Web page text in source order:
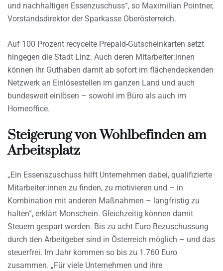
und nachhaltigen Essenzuschuss“, so Maximilian Pointner,
Vorstandsdirektor der Sparkasse Oberösterreich.
Auf 100 Prozent recycelte Prepaid-Gutscheinkarten setzt
hingegen die Stadt Linz. Auch deren Mitarbeiter:innen
können ihr Guthaben damit ab sofort im flächendeckenden
Netzwerk an Einlösestellen im ganzen Land und auch
bundesweit einlösen – sowohl im Büro als auch im
Homeoffice.
Steigerung von Wohlbefinden am
Arbeitsplatz
„Ein Essenszuschuss hilft Unternehmen dabei, qualifizierte
Mitarbeiter:innen zu finden, zu motivieren und – in
Kombination mit anderen Maßnahmen – langfristig zu
halten“, erklärt Monschein. Gleichzeitig können damit
Steuern gespart werden. Bis zu acht Euro Bezuschussung
durch den Arbeitgeber sind in Österreich möglich – und das
steuerfrei. Im Jahr kommen so bis zu 1.760 Euro
zusammen. „Für viele Unternehmen und ihre